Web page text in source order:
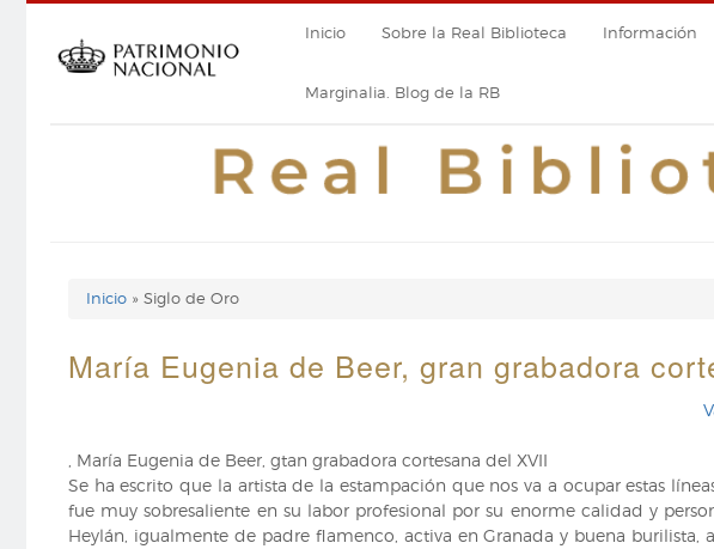
contenido
Navegación
principal
Inicio Sobre la Real Biblioteca Información
Marginalia. Blog de la RB
Enlaces
de
de
navegación
Inicio Siglo de Oro
María Eugenia de Beer, gran grabadora
, María Eugenia de Beer, gtan grabadora cortesana del XVII
Se ha escrito que la artista de la estampación que nos va a ocupar estas
fue muy sobresaliente en su labor profesional por su enorme calidad y
Heylán, igualmente de padre flamenco, activa en Granada y buena